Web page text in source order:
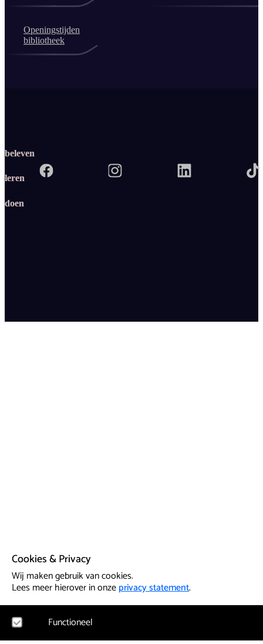
Cookies & Privacy
Wij maken gebruik van cookies.
Lees meer hierover in onzeprivacy statement.
Functioneel
Openingstijden
bibliotheek
beleven
leren
doen